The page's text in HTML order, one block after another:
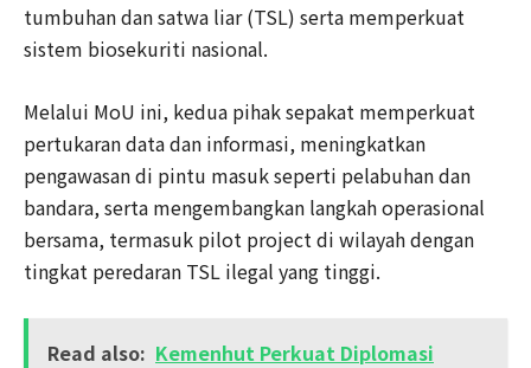
tumbuhan dan satwa liar (TSL) serta memperkuat
sistem biosekuriti nasional.
Melalui MoU ini, kedua pihak sepakat memperkuat
pertukaran data dan informasi, meningkatkan
pengawasan di pintu masuk seperti pelabuhan dan
bandara, serta mengembangkan langkah operasional
bersama, termasuk pilot project di wilayah dengan
tingkat peredaran TSL ilegal yang tinggi.
Read also: Kemenhut Perkuat Diplomasi